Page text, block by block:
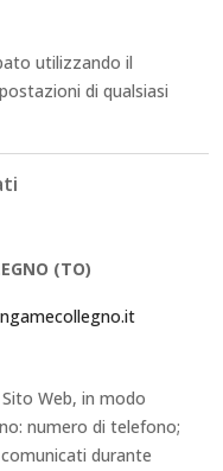
utilizzando il
di qualsiasi
(TO)
Web, in modo
numero di telefono;
durante